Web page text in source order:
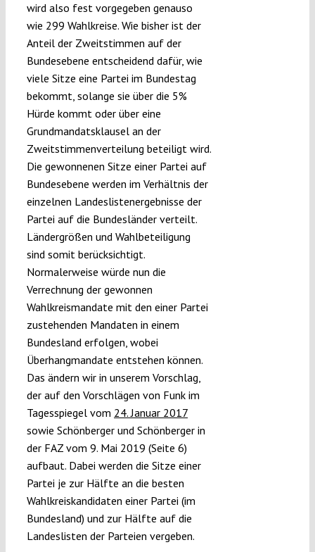
wird also fest vorgegeben genauso
wie 299 Wahlkreise. Wie bisher ist der
Anteil der Zweitstimmen auf der
Bundesebene entscheidend dafür, wie
viele Sitze eine Partei im Bundestag
bekommt, solange sie über die 5%
Hürde kommt oder über eine
Grundmandatsklausel an der
Zweitstimmenverteilung beteiligt wird.
Die gewonnenen Sitze einer Partei auf
Bundesebene werden im Verhältnis der
einzelnen Landeslistenergebnisse der
Partei auf die Bundesländer verteilt.
Ländergrößen und Wahlbeteiligung
sind somit berücksichtigt.
Normalerweise würde nun die
Verrechnung der gewonnen
Wahlkreismandate mit den einer Partei
zustehenden Mandaten in einem
Bundesland erfolgen, wobei
Überhangmandate entstehen können.
Das ändern wir in unserem Vorschlag,
der auf den Vorschlägen von Funk im
Tagesspiegel vom 24. Januar 2017
sowie Schönberger und Schönberger in
der FAZ vom 9. Mai 2019 (Seite 6)
aufbaut. Dabei werden die Sitze einer
Partei je zur Hälfte an die besten
Wahlkreiskandidaten einer Partei (im
Bundesland) und zur Hälfte auf die
Landeslisten der Parteien vergeben.